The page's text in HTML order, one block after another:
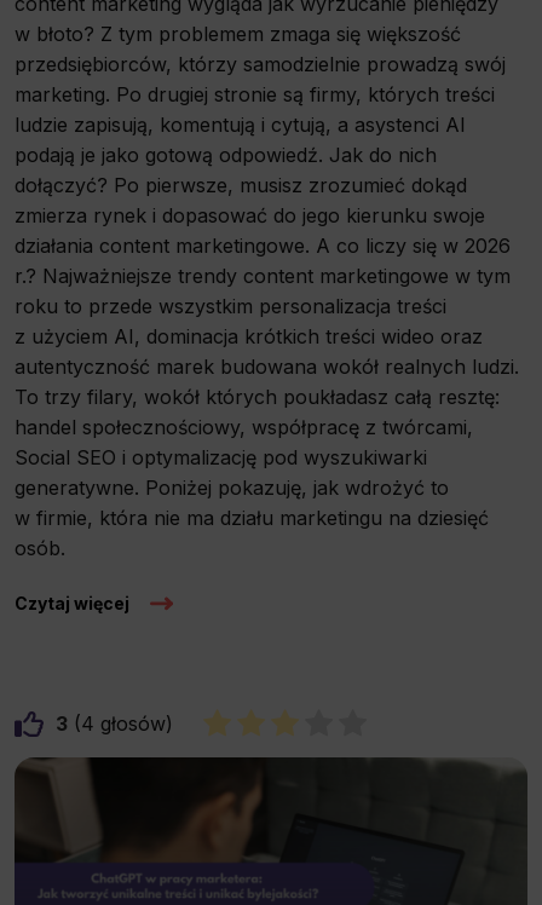
w błoto? Z tym problemem zmaga się większość
przedsiębiorców, którzy samodzielnie prowadzą swój
marketing. Po drugiej stronie są firmy, których treści
ludzie zapisują, komentują i cytują, a asystenci AI
podają je jako gotową odpowiedź. Jak do nich
dołączyć? Po pierwsze, musisz zrozumieć dokąd
zmierza rynek i dopasować do jego kierunku swoje
działania content marketingowe. A co liczy się w 2026
r.? Najważniejsze trendy content marketingowe w tym
roku to przede wszystkim personalizacja treści
z użyciem AI, dominacja krótkich treści wideo oraz
autentyczność marek budowana wokół realnych ludzi.
To trzy filary, wokół których poukładasz całą resztę:
handel społecznościowy, współpracę z twórcami,
Social SEO i optymalizację pod wyszukiwarki
generatywne. Poniżej pokazuję, jak wdrożyć to
w firmie, która nie ma działu marketingu na dziesięć
osób.
Czytaj więcej
3 4